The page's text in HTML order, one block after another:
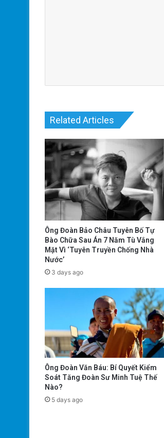
Related Articles
Ông Đoàn Bảo Châu Tuyên Bố Tự
Bào Chữa Sau Án 7 Năm Tù Vắng
Mặt Vì ‘Tuyên Truyền Chống Nhà
Nước’
3 days ago
Ông Đoàn Văn Báu: Bí Quyết Kiểm
Soát Tăng Đoàn Sư Minh Tuệ Thế
Nào?
5 days ago